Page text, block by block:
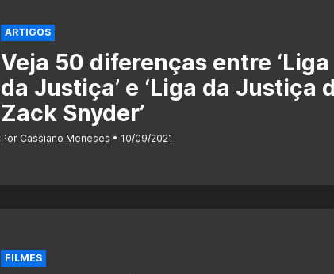
ARTIGOS
Veja 50 diferenças entre ‘Liga
da Justiça’ e ‘Liga da Justiça
Zack Snyder’
Por Cassiano Meneses 10/09/2021
FILMES